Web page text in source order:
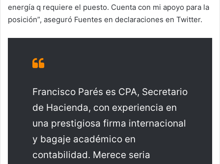
energía q requiere el puesto. Cuenta con mi apoyo para la
posición”, aseguró Fuentes en declaraciones en Twitter.
Francisco Parés es CPA, Secretario
de Hacienda, con experiencia en
una prestigiosa firma internacional
y bagaje académico en
contabilidad. Merece seria